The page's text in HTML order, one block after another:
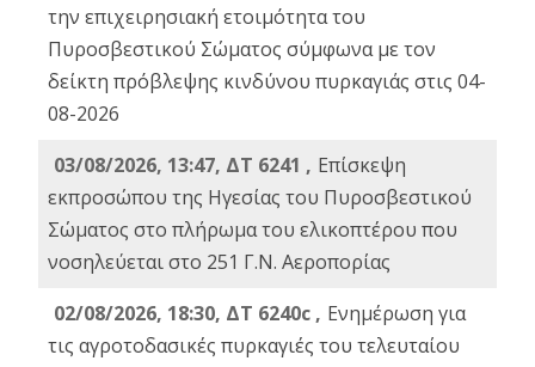
την επιχειρησιακή ετοιμότητα του
Πυροσβεστικού Σώματος σύμφωνα με τον
δείκτη πρόβλεψης κινδύνου πυρκαγιάς στις 04-
08-2026
03/08/2026, 13:47, ΔΤ 6241 , Επίσκεψη
εκπροσώπου της Ηγεσίας του Πυροσβεστικού
Σώματος στο πλήρωμα του ελικοπτέρου που
νοσηλεύεται στο 251 Γ.Ν. Αεροπορίας
02/08/2026, 18:30, ΔΤ 6240c , Ενημέρωση για
τις αγροτοδασικές πυρκαγιές του τελευταίου